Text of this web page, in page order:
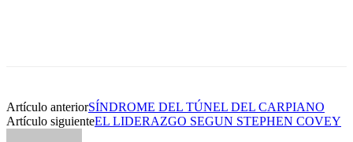
Artículo anteriorSÍNDROME DEL TÚNEL DEL CARPIANO
Artículo siguienteEL LIDERAZGO SEGUN STEPHEN COVEY